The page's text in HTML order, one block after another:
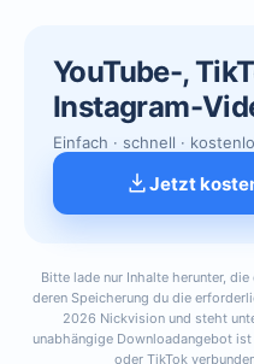
YouTube-,
Instagram-
Einfach · schnell ·
Jetzt
Bitte lade nur Inhalte herunter,
deren Speicherung du die
2026 Nickvision und steht
unabhängige Downloadangebot
oder TikTok